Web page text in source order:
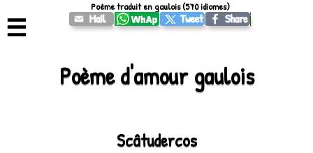
☰
Poème d'amour gaulois
Scâtudercos
Poème traduit en gaulois (570 idiomes)